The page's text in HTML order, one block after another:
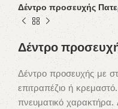
Δέντρο προσευχής
Δέντρο
Δέντρο προσευχής με
επιτραπέζιο ή
πνευματικό χαρακτήρα.